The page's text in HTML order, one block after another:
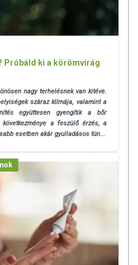
a krémben levő hatóanyagok
illat
esetén mindenképpen konzultálj
használata előtt. Ha bármilyen
vagy bármely más
keress minket bizalommal
Próbáld ki a körömvirág
nagy terhelésnek van kitéve.
száraz klímája, valamint a
együttesen gyengítik a bőr
következménye a feszülő érzés, a
esetben akár gyulladásos tün...